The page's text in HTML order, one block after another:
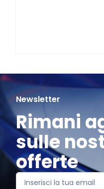
Newsletter
Rimani
sulle
offerte